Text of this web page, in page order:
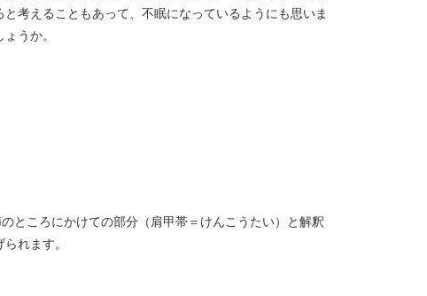
考えることもあって、不眠になっているようにも思いま
うか。
ところにかけての部分（肩甲帯＝けんこうたい）と解釈
れます。